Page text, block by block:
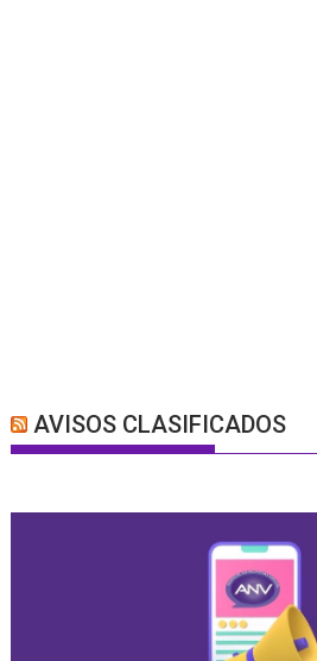
AVISOS CLASIFICADOS